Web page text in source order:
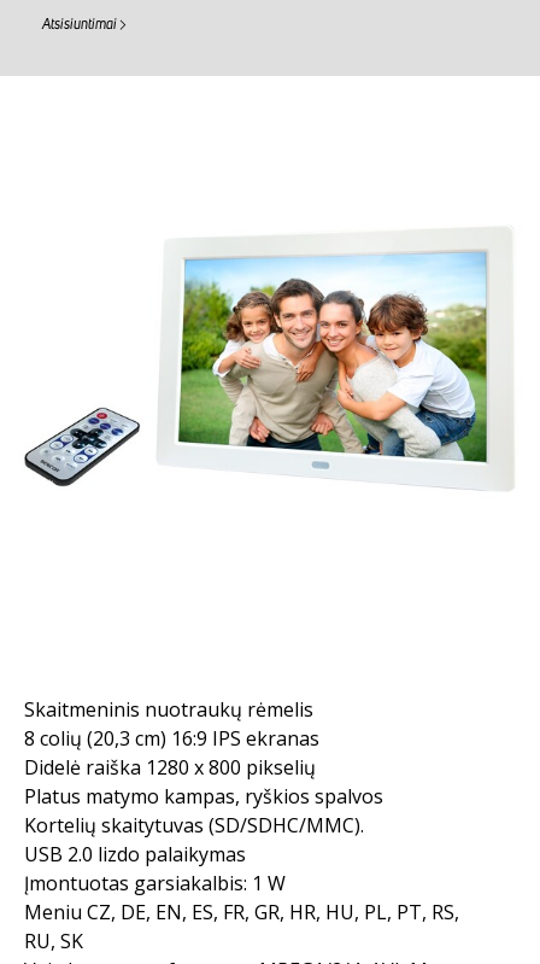
Atsisiuntimai
Skaitmeninis nuotraukų rėmelis
8 colių (20,3 cm) 16:9 IPS ekranas
Didelė raiška 1280 x 800 pikselių
Platus matymo kampas, ryškios spalvos
Kortelių skaitytuvas (SD/SDHC/MMC).
USB 2.0 lizdo palaikymas
Įmontuotas garsiakalbis: 1 W
Meniu CZ, DE, EN, ES, FR, GR, HR, HU, PL, PT, RS,
RU, SK